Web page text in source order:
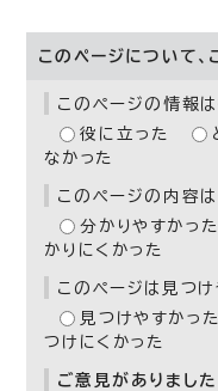
このページについて、
このページの情報は
役に立った
なかった
このページの内容は
分かりやすかった
かりにくかった
このページは見つけ
見つけやすかった
つけにくかった
ご意見がありまし